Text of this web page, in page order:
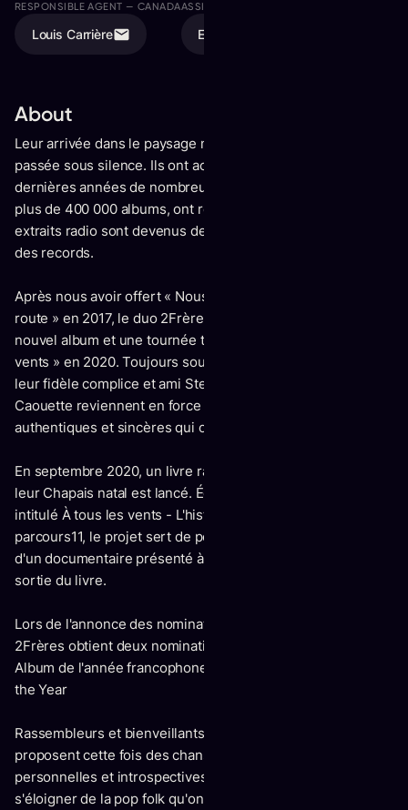
About
Leur arrivée dans le paysage musical québécois n'est pas
passée sous silence. Ils ont accumulé au cours des
dernières années de nombreuses reconnaissances, vendus
plus de 400 000 albums, ont remporté des Félix, plusieurs
extraits radio sont devenus des #1 et ils ont même brisé
des records.
Après nous avoir offert « Nous autres » en 2015 et « La
route » en 2017, le duo 2Frères est de retour avec un
nouvel album et une tournée tous deux intitulés « À tous les
vents » en 2020. Toujours sous la direction artistique de
leur fidèle complice et ami Steve Marin, Erik et Sonny
Caouette reviennent en force avec leurs histoires
authentiques et sincères qui ont fait leur succès.
En septembre 2020, un livre racontant leurs débuts depuis
leur Chapais natal est lancé. Écrit par François Couture et
intitulé À tous les vents - L'histoire d'un improbable
parcours11, le projet sert de point de départ à la production
d'un documentaire présenté à TVA quelques jours après la
sortie du livre.
Lors de l'annonce des nominations pour les Prix Juno 2021,
2Frères obtient deux nominations dans les catégories
Album de l'année francophone et Breakthrough Group of
the Year
Rassembleurs et bienveillants comme toujours, les frères
proposent cette fois des chansons encore plus
personnelles et introspectives, mais sans toutefois
s'éloigner de la pop folk qu'on leur connaît et qui a fait
RESPONSIBLE AGENT — CANADA
Louis Carrière
ASSISTED BY
Elodie Tremblay